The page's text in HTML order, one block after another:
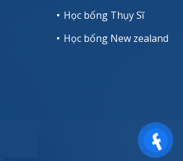
Học bổng Thụy Sĩ
Học bổng New zealand